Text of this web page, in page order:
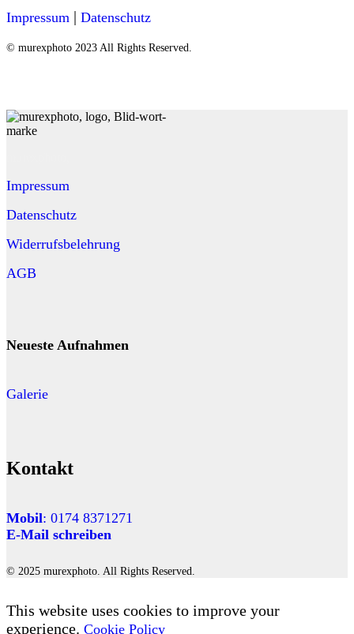
Impressum | Datenschutz
© murexphoto 2023 All Rights Reserved.
Impressum
Datenschutz
Widerrufsbelehrung
AGB
Neueste Aufnahmen
Galerie
Kontakt
Mobil: 0174 8371271
E-Mail schreiben
© 2025 murexphoto. All Rights Reserved.
This website uses cookies to improve your
experience. Cookie Policy